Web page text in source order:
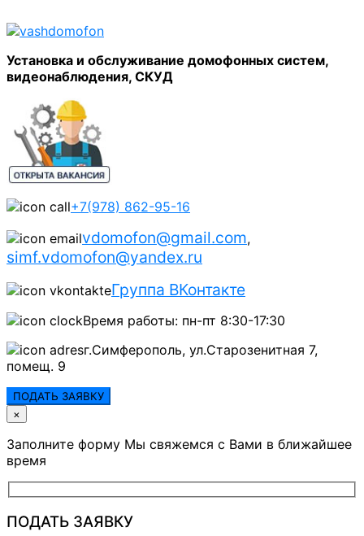
Установка и обслуживание домофонных систем,
видеонаблюдения, СКУД
+7(978) 862-95-16
vdomofon@gmail.com,
simf.vdomofon@yandex.ru
Группа ВКонтакте
Время работы: пн-пт 8:30-17:30
г.Симферополь, ул.Старозенитная 7,
помещ. 9
ПОДАТЬ ЗАЯВКУ
×
Заполните форму Мы свяжемся с Вами в ближайшее
время
ПОДАТЬ ЗАЯВКУ